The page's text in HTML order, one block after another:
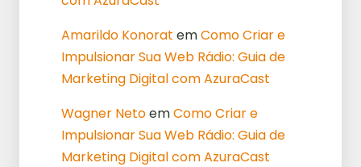
Amarildo Konorat emComo Criar e
Impulsionar Sua Web Rádio: Guia de
Marketing Digital com AzuraCast
Wagner NetoemComo Criar e
Impulsionar Sua Web Rádio: Guia de
Marketing Digital com AzuraCast